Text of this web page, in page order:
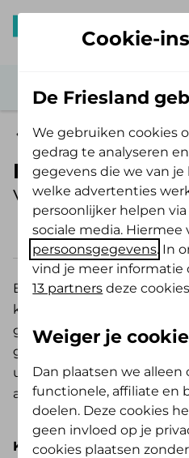
Zelf Bewust Polis
Kunstgebit op
Vergoeding 2026
2025 2026
Een kunstgebit dat vastzit
kaak. Dit heet ook wel
gebit zelf uitnemen en
gedeeltelijk kunstgebit,
uitneembaar volledig
andere vergoeding.
Kies hieronder je
Cookie-
De Friesland
We gebruiken cookies
gedrag te analyseren
gegevens die we van
welke advertenties
persoonlijker helpen
sociale media.
persoonsgegevens. In
vind je meer informatie
13 partners deze
Weiger je
Dan plaatsen we alleen
functionele, affiliate en
doelen. Deze cookies
geen invloed op je
cookies plaatsen